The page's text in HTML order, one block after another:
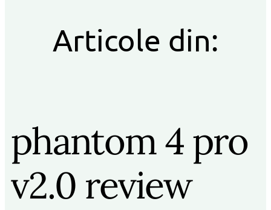
Articole din:
phantom 4 pro
v2.0 review